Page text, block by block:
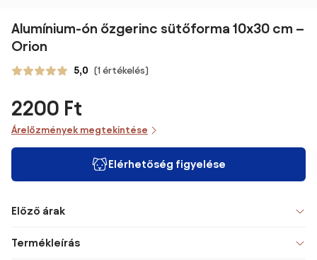
Alumínium-ón őzgerinc sütőforma 10x30 cm –
Orion
5,0 (1 értékelés)
2200 Ft
Árelőzmények megtekintése
Elérhetőség figyelése
Előző árak
Termékleírás